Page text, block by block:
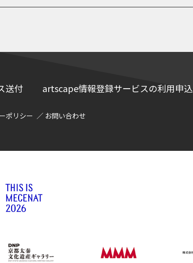
送付 artscape情報登録サービスの利用申込
ポリシー お問い合わせ